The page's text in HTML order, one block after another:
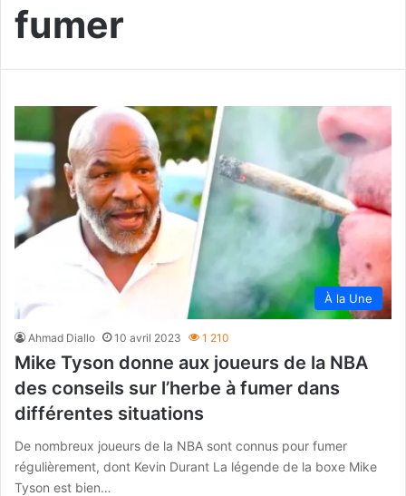
fumer
À la Une
Ahmad Diallo 10 avril 2023 1 210
Mike Tyson donne aux joueurs de la NBA
des conseils sur l’herbe à fumer dans
différentes situations
De nombreux joueurs de la NBA sont connus pour fumer
régulièrement, dont Kevin Durant La légende de la boxe Mike
Tyson est bien…